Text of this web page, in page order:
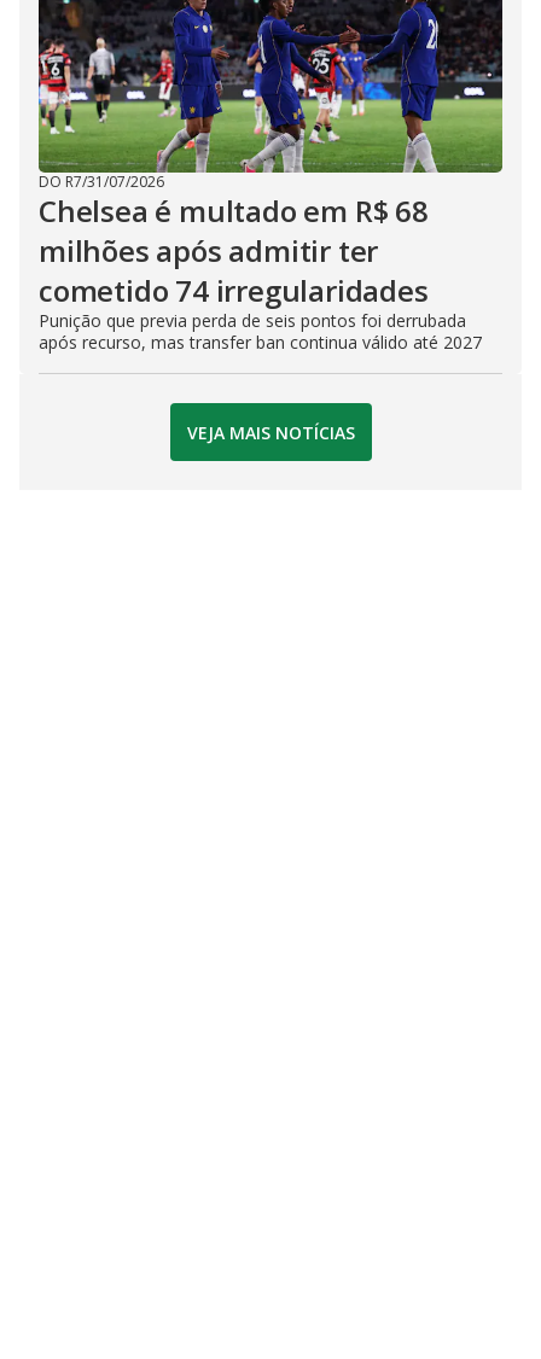
DO R7/31/07/2026
Chelsea é multado em R$ 68
milhões após admitir ter
cometido 74 irregularidades
Punição que previa perda de seis pontos foi derrubada
após recurso, mas transfer ban continua válido até 2027
VEJA MAIS NOTÍCIAS